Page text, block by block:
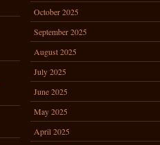
October 2025
September 2025
August 2025
July 2025
June 2025
May 2025
April 2025